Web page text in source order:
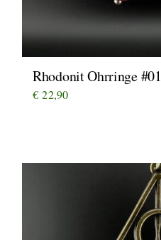
Rhodonit Ohrringe #01
€ 22,90